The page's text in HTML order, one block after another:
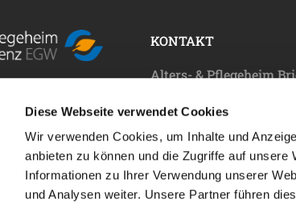
Diese Webseite verwendet Cookies
Wir verwenden Cookies, um Inhalte und
anbieten zu können und die Zugriffe auf
Informationen zu Ihrer Verwendung unserer
und Analysen weiter. Unsere Partner führen
KONTAKT
Alters- & Pflegeheim
Hauptstrasse 256
3855 Brienz
Telefon 033 952 82 82
Fax 033 952 82 83